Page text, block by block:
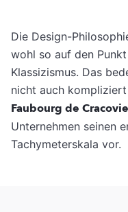
Die Design-
wohl so auf den
Klassizismus. Das
nicht auch
Faubourg de
Unternehmen seinen
Tachymeterskala vor.